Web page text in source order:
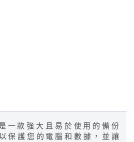
一款強大且易於使用的備份
保護您的電腦和數據，並讓